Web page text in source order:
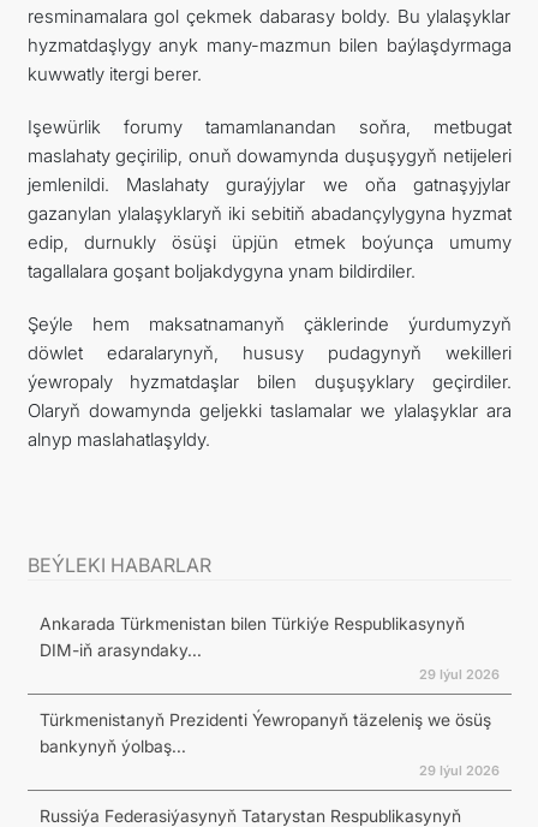
resminamalara gol çekmek dabarasy boldy. Bu ylalaşyklar
hyzmatdaşlygy anyk many-mazmun bilen baýlaşdyrmaga
kuwwatly itergi berer.
Işewürlik forumy tamamlanandan soňra, metbugat
maslahaty geçirilip, onuň dowamynda duşuşygyň netijeleri
jemlenildi. Maslahaty guraýjylar we oňa gatnaşyjylar
gazanylan ylalaşyklaryň iki sebitiň abadançylygyna hyzmat
edip, durnukly ösüşi üpjün etmek boýunça umumy
tagallalara goşant boljakdygyna ynam bildirdiler.
Şeýle hem maksatnamanyň çäklerinde ýurdumyzyň
döwlet edaralarynyň, hususy pudagynyň wekilleri
ýewropaly hyzmatdaşlar bilen duşuşyklary geçirdiler.
Olaryň dowamynda geljekki taslamalar we ylalaşyklar ara
alnyp maslahatlaşyldy.
BEÝLEKI HABARLAR
Ankarada Türkmenistan bilen Türkiýe Respublikasynyň
DIM-iň arasyndaky...
29 Iýul 2026
Türkmenistanyň Prezidenti Ýewropanyň täzeleniş we ösüş
bankynyň ýolbaş...
29 Iýul 2026
Russiýa Federasiýasynyň Tatarystan Respublikasynyň